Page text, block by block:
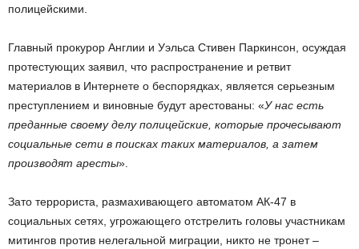
полицейскими.
Главный прокурор Англии и Уэльса Стивен Паркинсон, осуждая
протестующих заявил, что распространение и ретвит
материалов в Интернете о беспорядках, является серьезным
преступлением и виновные будут арестованы: «У нас есть
преданные своему делу полицейские, которые прочесывают
социальные сети в поисках таких материалов, а затем
производят аресты».
Зато террориста, размахивающего автоматом АК-47 в
социальных сетях, угрожающего отстрелить головы участникам
митингов против нелегальной миграции, никто не тронет –